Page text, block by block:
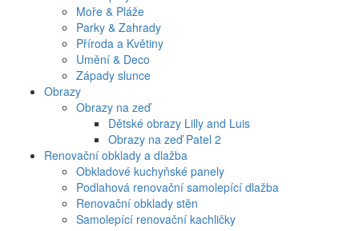
Moře & Pláže
Parky & Zahrady
Příroda a Květiny
Umění & Deco
Západy slunce
Obrazy
Obrazy na zeď
Dětské obrazy Lilly and Luis
Obrazy na zeď Patel 2
Renovační obklady a dlažba
Obkladové kuchyňské panely
Podlahová renovační samolepící dlažba
Renovační obklady stěn
Samolepící renovační kachličky